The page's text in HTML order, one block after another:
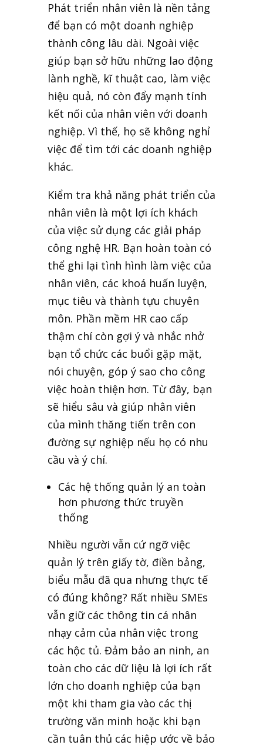
Phát triển nhân viên là nền tảng
để bạn có một doanh nghiệp
thành công lâu dài. Ngoài việc
giúp bạn sở hữu những lao động
lành nghề, kĩ thuật cao, làm việc
hiệu quả, nó còn đẩy mạnh tính
kết nối của nhân viên với doanh
nghiệp. Vì thế, họ sẽ không nghỉ
việc để tìm tới các doanh nghiệp
khác.
Kiểm tra khả năng phát triển của
nhân viên là một lợi ích khách
của việc sử dụng các giải pháp
công nghệ HR. Bạn hoàn toàn có
thể ghi lại tình hình làm việc của
nhân viên, các khoá huấn luyện,
mục tiêu và thành tựu chuyên
môn. Phần mềm HR cao cấp
thậm chí còn gợi ý và nhắc nhở
bạn tổ chức các buổi gặp mặt,
nói chuyện, góp ý sao cho công
việc hoàn thiện hơn. Từ đây, bạn
sẽ hiểu sâu và giúp nhân viên
của mình thăng tiến trên con
đường sự nghiệp nếu họ có nhu
cầu và ý chí.
Các hệ thống quản lý an toàn
hơn phương thức truyền
thống
Nhiều người vẫn cứ ngỡ việc
quản lý trên giấy tờ, điền bảng,
biểu mẫu đã qua nhưng thực tế
có đúng không? Rất nhiều SMEs
vẫn giữ các thông tin cá nhân
nhạy cảm của nhân việc trong
các hộc tủ. Đảm bảo an ninh, an
toàn cho các dữ liệu là lợi ích rất
lớn cho doanh nghiệp của bạn
một khi tham gia vào các thị
trường văn minh hoặc khi bạn
cần tuân thủ các hiệp ước về bảo